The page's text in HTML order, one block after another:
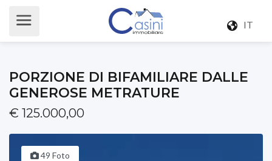
IT
PORZIONE DI BIFAMILIARE DALLE
GENEROSE METRATURE
€ 125.000,00
49 Foto